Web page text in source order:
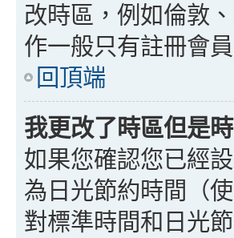
改時區，例如倫敦
作一般只有註冊會
回頂端
我更改了時區但是
如果您確認您已經
為日光節約時間（
對標準時間和日光